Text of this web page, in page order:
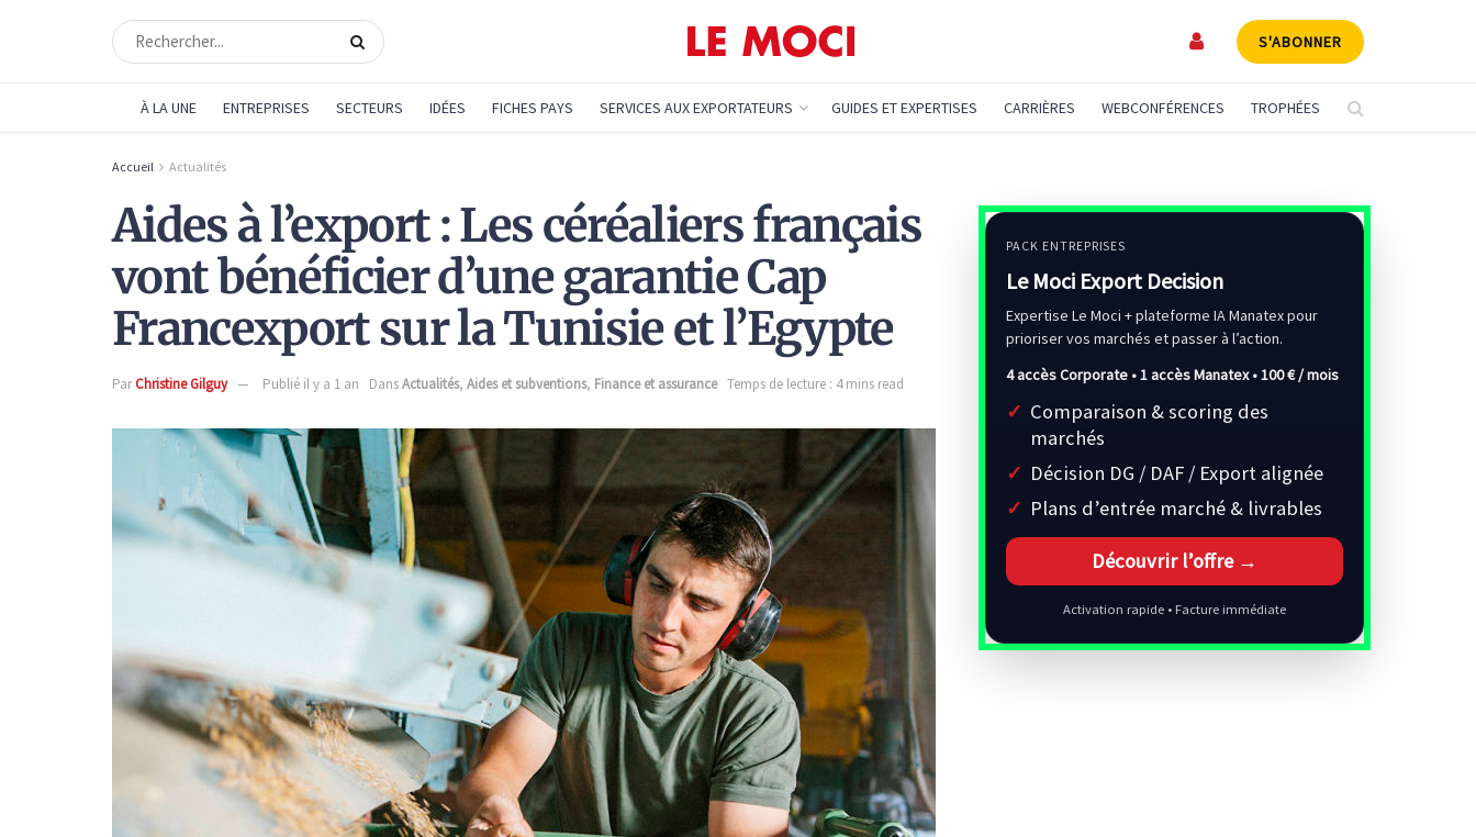
S'ABONNER
À LA UNE ENTREPRISES SECTEURS IDÉES FICHES PAYS SERVICES AUX EXPORTATEURS GUIDES ET EXPERTISES CARRIÈRES WEBCONFÉRENCES TROPHÉES
Accueil Actualités
Aides à l’export : Les céréaliers français
vont bénéficier d’une garantie Cap
Francexport sur la Tunisie et l’Egypte
ParChristine Gilguy Publié il y a 1 an DansActualités, Aides et subventions, Finance et assurance Temps de lecture : 4 mins read
PACK ENTREPRISES
Le Moci Export Decision
Expertise Le Moci + plateforme IA Manatex pour
prioriser vos marchés et passer à l’action.
4 accès Corporate • 1 accès Manatex •100 € / mois
Comparaison & scoring des
marchés
Décision DG / DAF / Export alignée
Plans d’entrée marché & livrables
Découvrir l’offre →
Activation rapide • Facture immédiate